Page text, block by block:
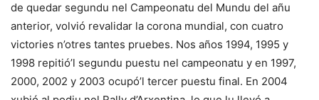
de quedar segundu nel Campeonatu del Mundu del añu
anterior, volvió revalidar la corona mundial, con cuatro
victories n’otres tantes pruebes. Nos años 1994, 1995 y
1998 repitió’l segundu puestu nel campeonatu y en 1997,
2000, 2002 y 2003 ocupó’l tercer puestu final. En 2004